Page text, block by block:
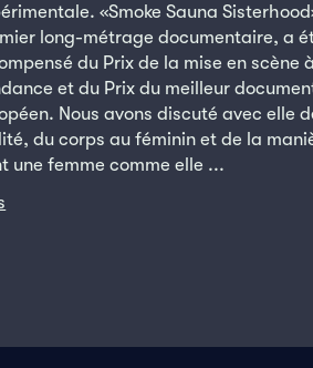
«Smoke Sauna
long-métrage documentaire, a
du Prix de la mise en scène à
et du Prix du meilleur
Nous avons discuté avec elle
du corps au féminin et de la
une femme comme elle ...